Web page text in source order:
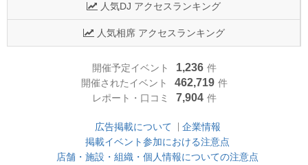
人気DJ アクセスランキング
人気相席 アクセスランキング
開催予定イベント 1,236 件
開催されたイベント
462,719 件
レポート・口コミ
7,904 件
広告掲載について
企業情報
掲載イベント参加における注意点
店舗・施設・組織・個人情報についての注意点